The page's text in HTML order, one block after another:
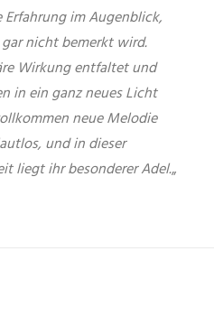
im Augenblick,
nicht bemerkt wird.
Wirkung entfaltet und
in ein ganz neues Licht
neue Melodie
und in dieser
liegt ihr besonderer Adel.„